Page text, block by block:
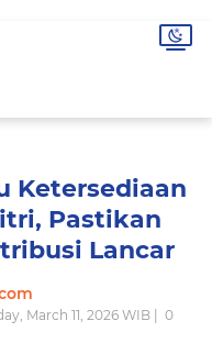
Ketersediaan
Pastikan
Lancar
March 11, 2026 WIB |
0